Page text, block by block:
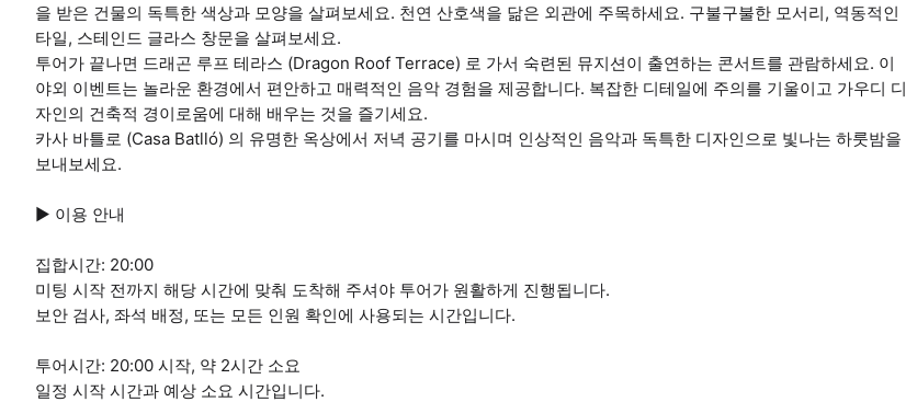
을 받은 건물의 독특한 색상과 모양을 살펴보세요. 천연 산호색을 닮은 외관에 주목하세요. 구불구불한 모서리, 역동적인
타일, 스테인드 글라스 창문을 살펴보세요.
투어가 끝나면 드래곤 루프 테라스 (Dragon Roof Terrace) 로 가서 숙련된 뮤지션이 출연하는 콘서트를 관람하세요. 이
야외 이벤트는 놀라운 환경에서 편안하고 매력적인 음악 경험을 제공합니다. 복잡한 디테일에 주의를 기울이고 가우디 디
자인의 건축적 경이로움에 대해 배우는 것을 즐기세요.
카사 바틀로 (Casa Batlló) 의 유명한 옥상에서 저녁 공기를 마시며 인상적인 음악과 독특한 디자인으로 빛나는 하룻밤을
보내보세요.
▶ 이용 안내
집합시간: 20:00
미팅 시작 전까지 해당 시간에 맞춰 도착해 주셔야 투어가 원활하게 진행됩니다.
보안 검사, 좌석 배정, 또는 모든 인원 확인에 사용되는 시간입니다.
투어시간: 20:00 시작, 약 2시간 소요
일정 시작 시간과 예상 소요 시간입니다.